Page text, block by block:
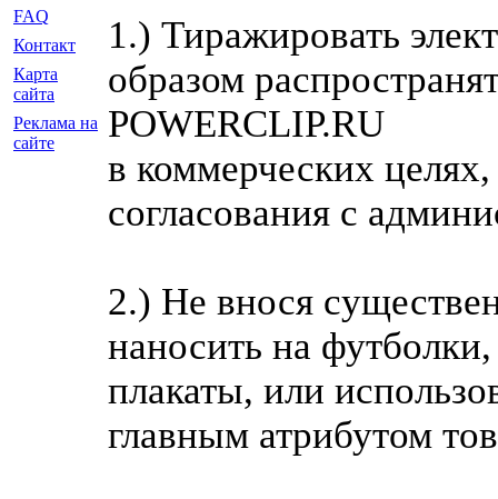
FAQ
Контакт
Карта
сайта
Реклама на
сайте
1.) Тиражировать
образом
POWERCLIP.RU
в коммерческих
согласования с
2.) Не внося
наносить на
плакаты, или
главным атрибутом